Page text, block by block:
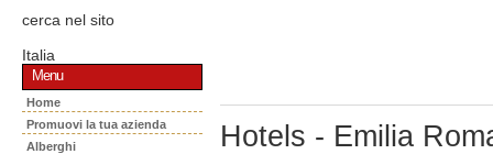
cerca nel sito
Italia
Menu
Home
Promuovi la tua azienda
Alberghi
Hotels - Emilia